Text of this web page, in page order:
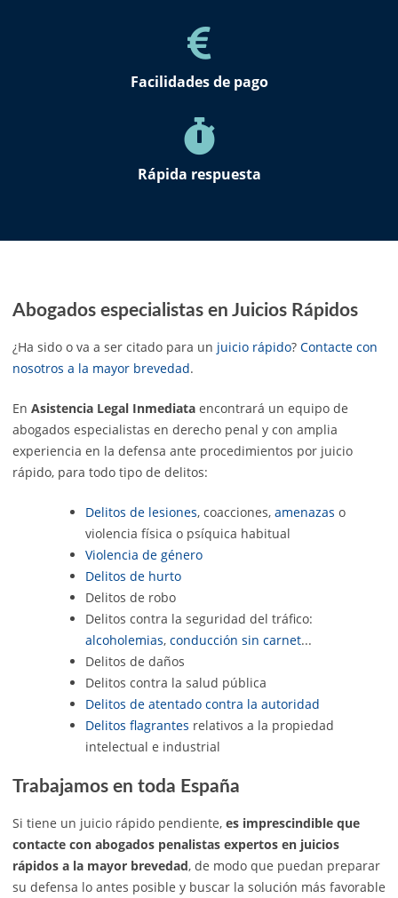
Facilidades de pago
Rápida respuesta
Abogados especialistas en Juicios Rápidos
¿Ha sido o va a ser citado para un juicio rápido? Contacte con
nosotros a la mayor brevedad.
En Asistencia Legal Inmediata encontrará un equipo de
abogados especialistas en derecho penal y con amplia
experiencia en la defensa ante procedimientos por juicio
rápido, para todo tipo de delitos:
Delitos de lesiones, coacciones, amenazas o
violencia física o psíquica habitual
Violencia de género
Delitos de hurto
Delitos de robo
Delitos contra la seguridad del tráfico:
alcoholemias, conducción sin carnet...
Delitos de daños
Delitos contra la salud pública
Delitos de atentado contra la autoridad
Delitos flagrantes relativos a la propiedad
intelectual e industrial
Trabajamos en toda España
Si tiene un juicio rápido pendiente, es imprescindible que
contacte con abogados penalistas expertos en juicios
rápidos a la mayor brevedad, de modo que puedan preparar
su defensa lo antes posible y buscar la solución más favorable